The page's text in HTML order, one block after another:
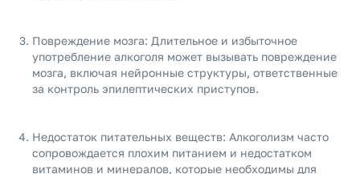
Повреждение мозга: Длительное и избыточное
употребление алкоголя может вызывать повреждение
мозга, включая нейронные структуры, ответственные
за контроль эпилептических приступов.
Недостаток питательных веществ: Алкоголизм часто
сопровождается плохим питанием и недостатком
витаминов и минералов, которые необходимы для